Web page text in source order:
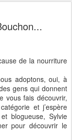
de la nourriture
adoptons, oui, à
gens qui donnent
vous fais découvrir,
et j’espère
blogueuse, Sylvie
pour découvrir le